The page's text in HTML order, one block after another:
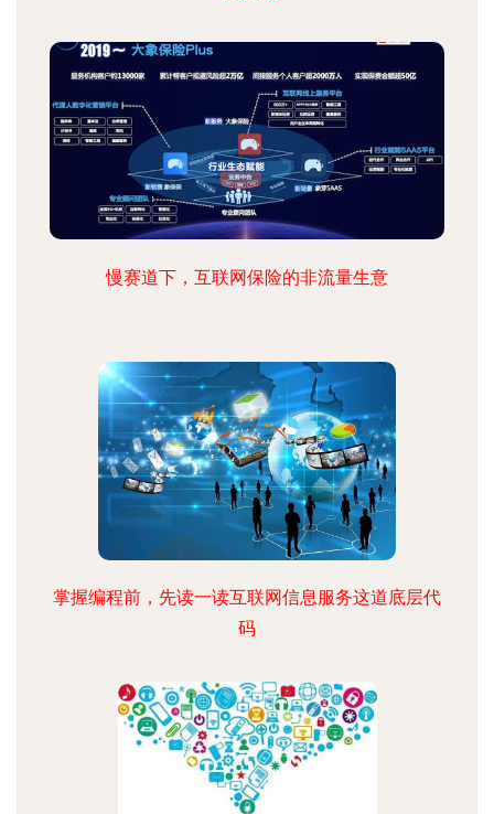
慢赛道下，互联网保险的非流量生意
掌握编程前，先读一读互联网信息服务这道底层代
码